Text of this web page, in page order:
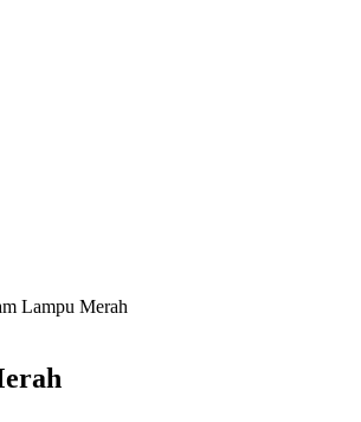
Lampu Merah